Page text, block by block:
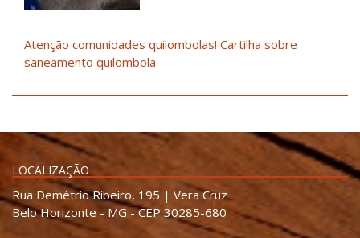
Atenção comunidades quilombolas! Cartilha sobre
saneamento quilombola
LOCALIZAÇÃO
Rua Demétrio Ribeiro, 195 | Vera Cruz
Belo Horizonte - MG - CEP 30285-680